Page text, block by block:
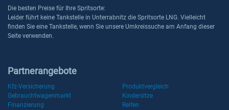
Die besten Preise für Ihre Spritsorte:
Leider führt keine Tankstelle in Unterrabnitz die Spritsorte LNG. Vielleicht
finden Sie eine Tankstelle, wenn Sie unsere Umkreissuche am Anfang dieser
Seite verwenden.
Partnerangebote
Kfz-Versicherung
Produktvergleich
Gebrauchtwagenmarkt
Kindersitze
Finanzierung
Reifen